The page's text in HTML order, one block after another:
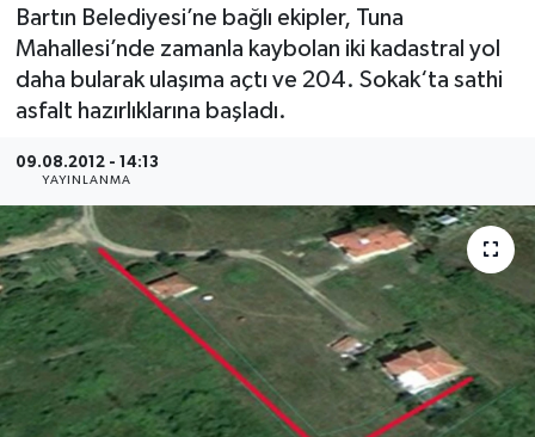
Bartın Belediyesi’ne bağlı ekipler, Tuna
Mahallesi’nde zamanla kaybolan iki kadastral yol
daha bularak ulaşıma açtı ve 204. Sokak‘ta sathi
asfalt hazırlıklarına başladı.
09.08.2012 - 14:13
YAYINLANMA
Medya
Sağlık
Sinema
Sivil Toplum
Siyaset
Spor
Tarım